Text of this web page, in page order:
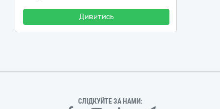
Дивитись
СЛІДКУЙТЕ ЗА НАМИ: